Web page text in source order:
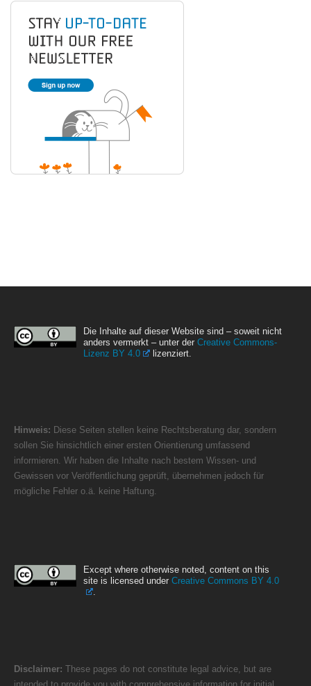
Die Inhalte auf dieser Website sind – soweit nicht
anders vermerkt – unter der Creative Commons-
Lizenz BY 4.0
lizenziert.
Hinweis: Diese Seiten stellen keine Rechtsberatung dar, sondern
sollen Sie hinsichtlich einer ersten Orientierung umfassend
informieren. Wir haben die Inhalte nach bestem Wissen- und
Gewissen vor Veröffentlichung geprüft, übernehmen jedoch für
mögliche Fehler o.ä. keine Haftung.
Except where otherwise noted, content on this
site is licensed under Creative Commons BY 4.0
.
Disclaimer: These pages do not constitute legal advice, but are